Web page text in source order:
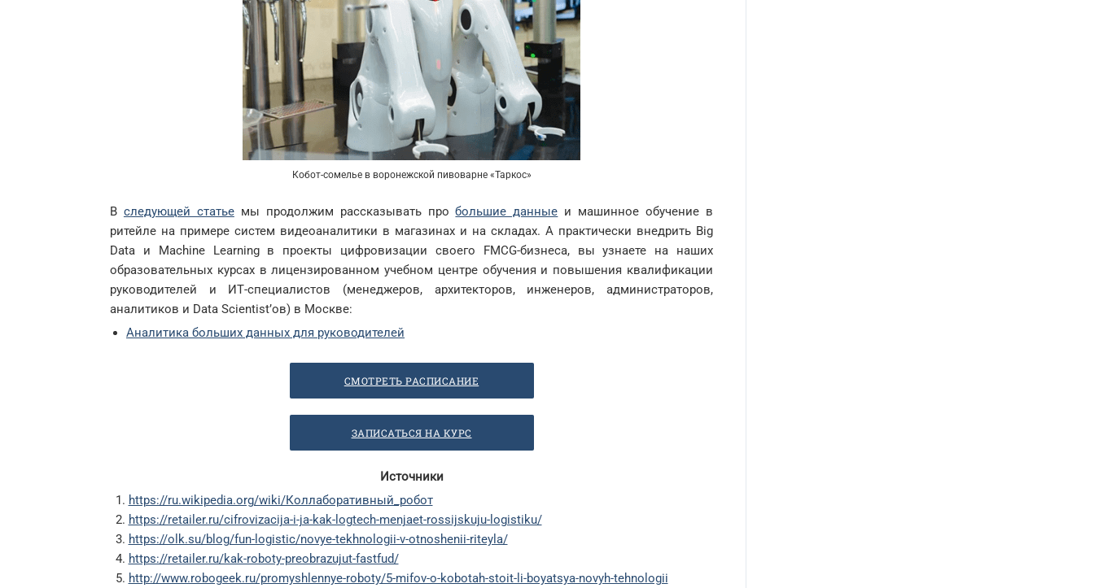
Кобот-сомелье в воронежской пивоварне «Таркос»
В следующей статьемы продолжим рассказывать пробольшие данные и машинное обучение в
ритейле на примере систем видеоаналитики в магазинах и на складах. А практически внедрить Big
Data и Machine Learning в проекты цифровизации своего FMCG-бизнеса, вы узнаете на наших
образовательных курсах в лицензированном учебном центре обучения и повышения квалификации
руководителей и ИТ-специалистов (менеджеров, архитекторов, инженеров, администраторов,
аналитиков и Data Scientist’ов) в Москве:
Аналитика больших данных для руководителей
СМОТРЕТЬ РАСПИСАНИЕ
ЗАПИСАТЬСЯ НА КУРС
Источники
https://ru.wikipedia.org/wiki/Коллаборативный_робот
https://retailer.ru/cifrovizacija-i-ja-kak-logtech-menjaet-rossijskuju-logistiku/
https://olk.su/blog/fun-logistic/novye-tekhnologii-v-otnoshenii-riteyla/
https://retailer.ru/kak-roboty-preobrazujut-fastfud/
http://www.robogeek.ru/promyshlennye-roboty/5-mifov-o-kobotah-stoit-li-boyatsya-novyh-tehnologii